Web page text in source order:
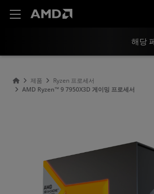
해당
제품
Ryzen 프로세서
AMD Ryzen™ 9 7950X3D 게이밍 프로세서